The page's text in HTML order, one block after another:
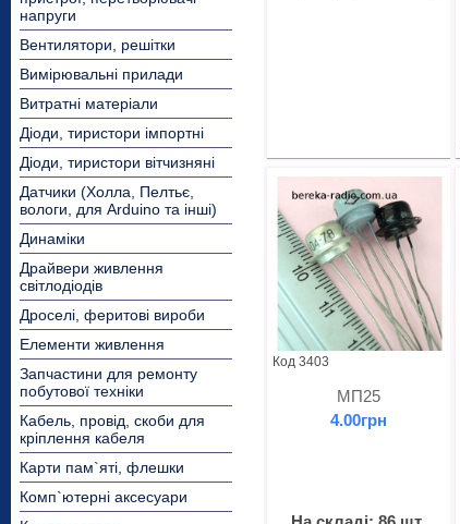
напруги
Вентилятори, решітки
Вимірювальні прилади
Витратні матеріали
Діоди, тиристори імпортні
Діоди, тиристори вітчизняні
Датчики (Холла, Пелтьє,
вологи, для Arduino та інші)
Динаміки
Драйвери живлення
світлодіодів
Дроселі, феритові вироби
Елементи живлення
Запчастини для ремонту
побутової техніки
Кабель, провід, скоби для
кріплення кабеля
Карти пам`яті, флешки
Комп`ютерні аксесуари
Код 3403
МП25
4.00грн